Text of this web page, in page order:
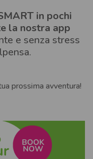
in pochi
la nostra app
e senza stress
prossima avventura!